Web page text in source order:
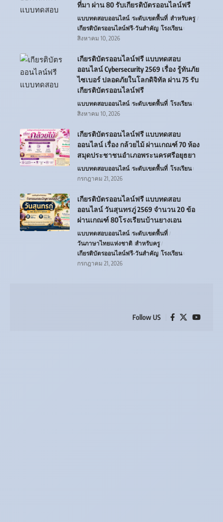
ที่มา ผ่าน 80 รับเกียรติบัตรออนไลน์ฟรี
แบบทดสอบออนไลน์ ระดับเขตพื้นที่ สำหรับครู
เกียรติบัตรออนไลน์ฟรี-วันสำคัญ โรงเรียน
สิงหาคม 10, 2026
เกียรติบัตรออนไลน์ฟรี แบบทดสอบ
ออนไลน์ Cybersecurity 2569 เรื่อง รู้ทันภัย
ไซเบอร์ ปลอดภัยในโลกดิจิทัล ผ่าน 75 รับ
เกียรติบัตรออนไลน์ฟรี
แบบทดสอบออนไลน์ ระดับเขตพื้นที่ โรงเรียน
สิงหาคม 10, 2026
เกียรติบัตรออนไลน์ฟรี แบบทดสอบ
ออนไลน์ เรื่อง กล้วยไม้ ผ่านเกณฑ์ 70 ห้อง
สมุดประชาชนอำเภอพระนครศรีอยุธยา
แบบทดสอบออนไลน์ ระดับเขตพื้นที่ โรงเรียน
กรกฎาคม 21, 2026
เกียรติบัตรออนไลน์ฟรี แบบทดสอบ
ออนไลน์ วันสุนทรภู่ 2569 จำนวน 20 ข้อ
ผ่านเกณฑ์ 80โรงเรียนบ้านยางเอน
แบบทดสอบออนไลน์ ระดับเขตพื้นที่
วันภาษาไทยแห่งชาติ สำหรับครู
เกียรติบัตรออนไลน์ฟรี-วันสำคัญ โรงเรียน
กรกฎาคม 21, 2026
Follow US